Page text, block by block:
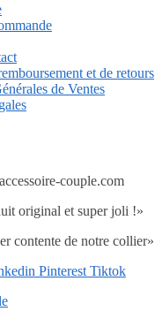
et de retours
de Ventes
original et super joli !»
contente de notre collier»
Pinterest Tiktok